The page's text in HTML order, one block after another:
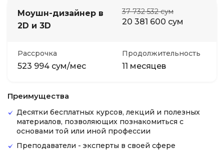
Моушн-дизайнер в
2D и 3D
37 732 532 сум
20 381 600 сум
Рассрочка
523 994 сум/мес
Продолжительность
11 месяцев
Преимущества
Десятки бесплатных курсов, лекций и полезных
материалов, позволяющих познакомиться с
основами той или иной профессии
Преподаватели - эксперты в своей сфере